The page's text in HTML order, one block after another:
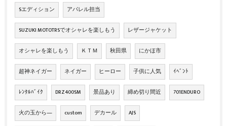
Sエディション アパレル担当
SUZUKI MOTOTRSでオシャレを楽しもう レザージャケット
オシャレを楽しもう ＫＴＭ 秋田県 にかほ市
超神ネイガー ネイガー ヒーロー 子供に人気 ｲﾍﾞﾝﾄ
ﾚﾝﾀﾙﾊﾞｲｸ DRZ400SM 景品あり 締め切り間近 701ENDURO
火の玉から― custom デカール AJS